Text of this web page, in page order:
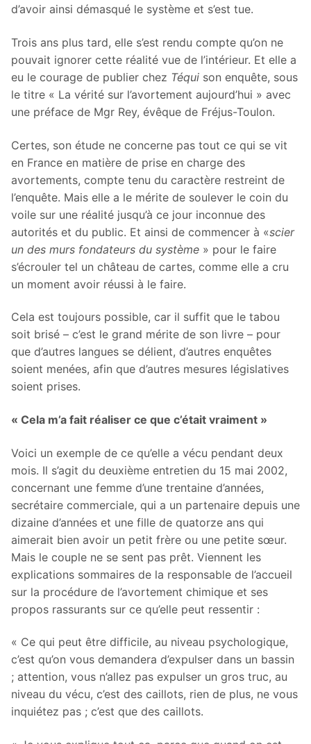
d’avoir ainsi démasqué le système et s’est tue.
Trois ans plus tard, elle s’est rendu compte qu’on ne
pouvait ignorer cette réalité vue de l’intérieur. Et elle a
eu le courage de publier chez Téqui son enquête, sous
le titre « La vérité sur l’avortement aujourd’hui » avec
une préface de Mgr Rey, évêque de Fréjus-Toulon.
Certes, son étude ne concerne pas tout ce qui se vit
en France en matière de prise en charge des
avortements, compte tenu du caractère restreint de
l’enquête. Mais elle a le mérite de soulever le coin du
voile sur une réalité jusqu’à ce jour inconnue des
autorités et du public. Et ainsi de commencer à «scier
un des murs fondateurs du système » pour le faire
s’écrouler tel un château de cartes, comme elle a cru
un moment avoir réussi à le faire.
Cela est toujours possible, car il suffit que le tabou
soit brisé – c’est le grand mérite de son livre – pour
que d’autres langues se délient, d’autres enquêtes
soient menées, afin que d’autres mesures législatives
soient prises.
« Cela m’a fait réaliser ce que c’était vraiment »
Voici un exemple de ce qu’elle a vécu pendant deux
mois. Il s’agit du deuxième entretien du 15 mai 2002,
concernant une femme d’une trentaine d’années,
secrétaire commerciale, qui a un partenaire depuis une
dizaine d’années et une fille de quatorze ans qui
aimerait bien avoir un petit frère ou une petite sœur.
Mais le couple ne se sent pas prêt. Viennent les
explications sommaires de la responsable de l’accueil
sur la procédure de l’avortement chimique et ses
propos rassurants sur ce qu’elle peut ressentir :
« Ce qui peut être difficile, au niveau psychologique,
c’est qu’on vous demandera d’expulser dans un bassin
; attention, vous n’allez pas expulser un gros truc, au
niveau du vécu, c’est des caillots, rien de plus, ne vous
inquiétez pas ; c’est que des caillots.